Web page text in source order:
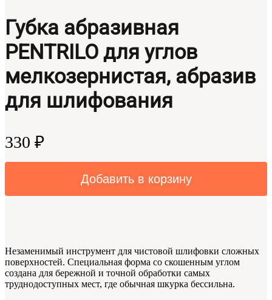
Губка абразивная
PENTRILO для углов
мелкозернистая, абразив
для шлифования
330 ₽
Добавить в корзину
Незаменимый инструмент для чистовой шлифовки сложных
поверхностей. Специальная форма со скошенным углом
создана для бережной и точной обработки самых
труднодоступных мест, где обычная шкурка бессильна.